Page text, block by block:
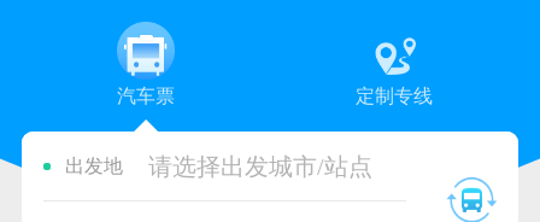
汽车票 定制专线
出发地 请选择出发城市/站点